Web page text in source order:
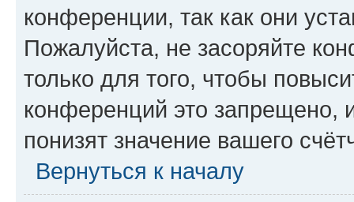
конференции, так как они
Пожалуйста, не засоряйте
только для того, чтобы
конференций это запрещено,
понизят значение вашего
Вернуться к началу